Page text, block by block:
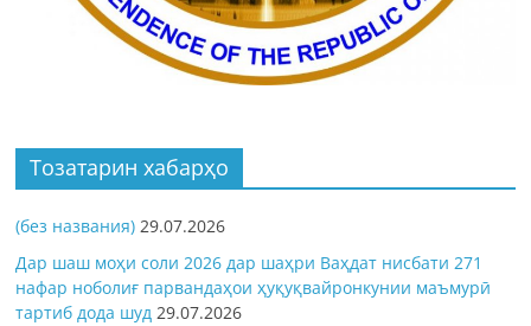
Тозатарин хабарҳо
(без названия) 29.07.2026
Дар шаш моҳи соли 2026 дар шаҳри Ваҳдат нисбати 271
нафар ноболиғ парвандаҳои ҳуқуқвайронкунии маъмурӣ
тартиб дода шуд 29.07.2026